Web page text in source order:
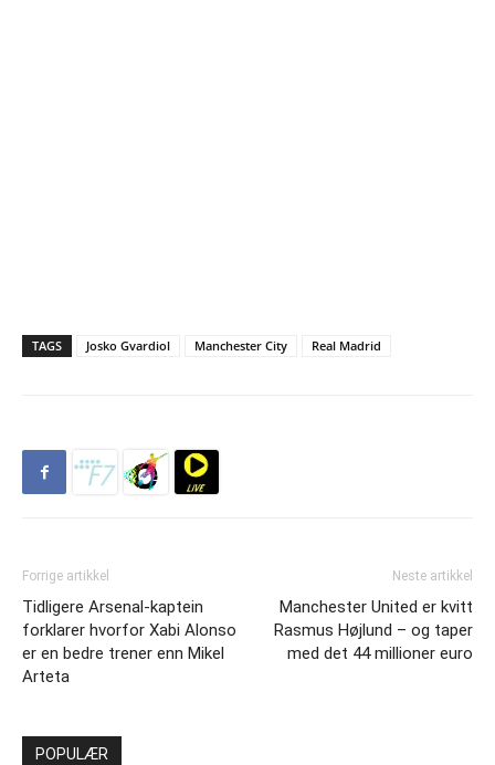
TAGS Josko Gvardiol Manchester City Real Madrid
Forrige artikkel
Tidligere Arsenal-kaptein
forklarer hvorfor Xabi Alonso
er en bedre trener enn Mikel
Arteta
Neste artikkel
Manchester United er kvitt
Rasmus Højlund – og taper
med det 44 millioner euro
POPULÆR